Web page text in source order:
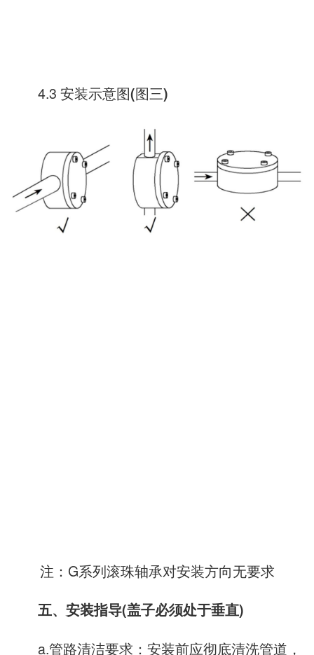
4.3 安装示意图(图三)
注：G系列滚珠轴承对安装方向无要求
五、安装指导(盖子必须处于垂直)
a.管路清洁要求：安装前应彻底清洗管道，